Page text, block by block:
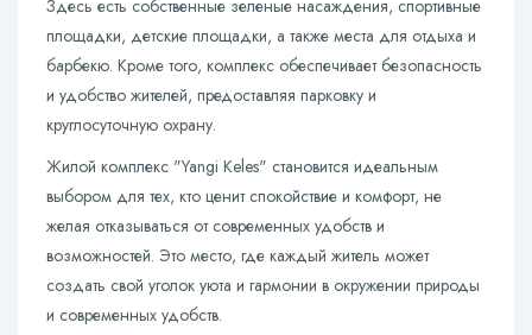
Здесь есть собственные зеленые насаждения, спортивные
площадки, детские площадки, а также места для отдыха и
барбекю. Кроме того, комплекс обеспечивает безопасность
и удобство жителей, предоставляя парковку и
круглосуточную охрану.
Жилой комплекс "Yangi Keles" становится идеальным
выбором для тех, кто ценит спокойствие и комфорт, не
желая отказываться от современных удобств и
возможностей. Это место, где каждый житель может
создать свой уголок уюта и гармонии в окружении природы
и современных удобств.